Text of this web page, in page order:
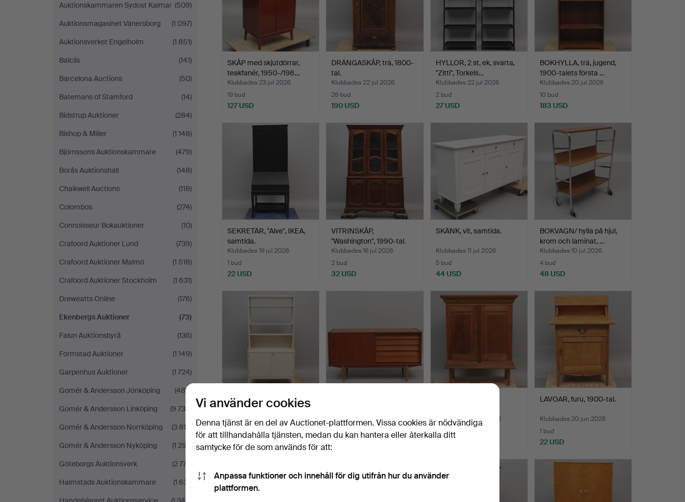
Auktionskammaren Sydost Kalmar (509)
Auktionsmagasinet Vänersborg
(1 097)
Auktionsverket Engelholm
(1 851)
Balclis
(141)
Barcelona Auctions
(50)
Batemans of Stamford
(14)
Bidstrup Auktioner
(284)
Bishop & Miller
(1 148)
Björnssons Auktionskammare
(479)
Borås Auktionshall
(148)
Chalkwell Auctions
(118)
Colombos
(274)
Connoisseur Bokauktioner
(10)
Crafoord Auktioner Lund
(739)
Crafoord Auktioner Malmö
(1 518)
Crafoord Auktioner Stockholm
(1 631)
Dreweatts Online
(176)
Ekenbergs Auktioner
(73)
Falun Auktionsbyrå
(136)
Formstad Auktioner
(1 149)
Garpenhus Auktioner
(1 724)
Gomér & Andersson Jönköping
(480)
Gomér & Andersson Linköping
(9 735)
Gomér & Andersson Norrköping
(3 813)
Gomér & Andersson Nyköping
(1 297)
Göteborgs Auktionsverk
(2 777)
Halmstads Auktionskammare
(1 631)
SKÅP med skjutdörrar,
teakfanér, 1950-/196…
Klubbades 23 jul 2026
19 bud
127 USD
DRÄNGASKÅP, trä, 1800-
tal.
Klubbades 22 jul 2026
26 bud
190 USD
HYLLOR, 2 st, ek, svarta,
"Zitti", Torkels…
Klubbades 22 jul 2026
2 bud
27 USD
BOKHYLLA, trä, jugend,
1900-talets första …
Klubbades 20 jul 2026
10 bud
183 USD
SEKRETÄR, "Alve", IKEA,
samtida.
Klubbades 19 jul 2026
1 bud
22 USD
VITRINSKÅP,
"Washington", 1990-tal.
Klubbades 16 jul 2026
2 bud
32 USD
SKÄNK, vit, samtida.
Klubbades 11 jul 2026
5 bud
44 USD
BOKVAGN/ hylla på hjul,
krom och laminat, …
Klubbades 10 jul 2026
4 bud
48 USD
BOKHYLLA, trä, 1960-tal.
Klubbades 9 jul 2026
2 bud
27 USD
Klubbades 7 jul 2026
31 bud
Klubbades 29 jun 2026
6 bud
LAVOAR, furu, 1900-tal.
Klubbades 20 jun 2026
1 bud
22 USD
Vi använder cookies
Denna tjänst är en del av Auctionet-plattformen. Vissa cookies är nödvändiga
för att tillhandahålla tjänsten, medan du kan hantera eller återkalla ditt
samtycke för de som används för att:
Anpassa funktioner och innehåll för dig utifrån hur du använder
plattformen.